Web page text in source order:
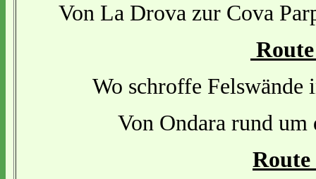
Von La Drova zur Cova
Wo schroffe Felswände
Von Ondara rund um
Route